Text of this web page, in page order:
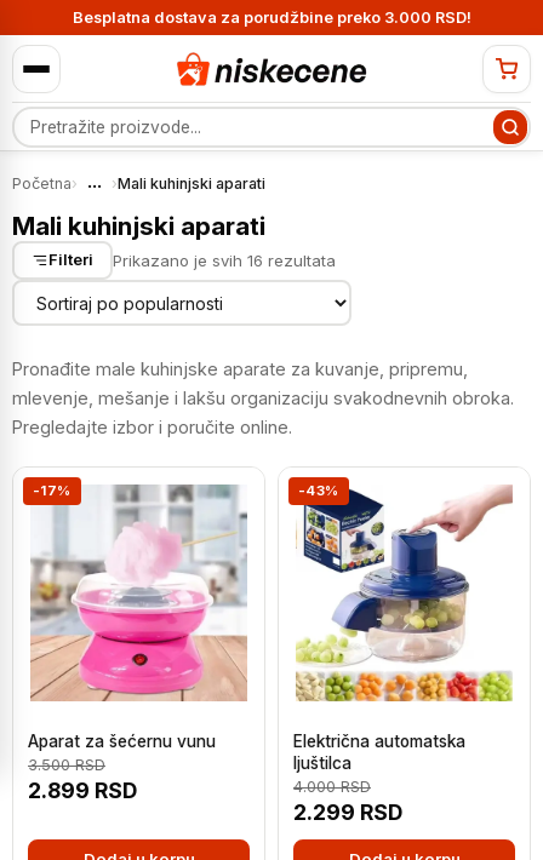
Besplatna dostava za porudžbine preko 3.000 RSD!
Pretraga proizvoda
Početna› ... ›Mali kuhinjski aparati
Mali kuhinjski aparati
Filteri Prikazano je svih 16 rezultata
po
popularnosti
Pronađite male kuhinjske aparate za kuvanje, pripremu,
mlevenje, mešanje i lakšu organizaciju svakodnevnih obroka.
Pregledajte izbor i poručite online.
-17%
Aparat za šećernu vunu
2.899 RSD
3.500RSD
-43%
Električna automatska
ljuštilca
2.299 RSD
4.000RSD